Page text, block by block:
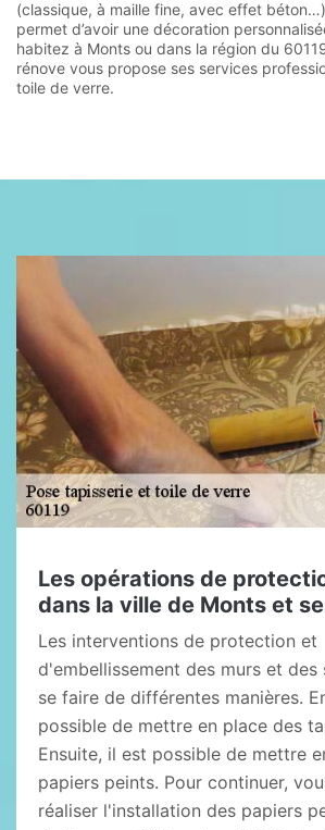
(classique, à maille fine, avec effet
permet d’avoir une décoration
habitez à Monts ou dans la région du
rénove vous propose ses services
toile de verre.
Les opérations de
dans la ville de Monts et
Les interventions de protection et
d'embellissement des murs et des
se faire de différentes manières.
possible de mettre en place des
Ensuite, il est possible de mettre
papiers peints. Pour continuer,
réaliser l'installation des papiers